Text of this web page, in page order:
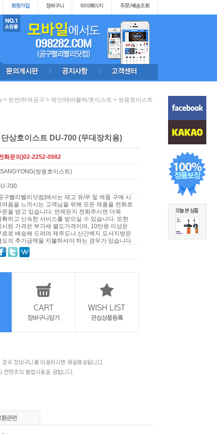
> 운반/하역공구 > 체인/레바블럭/호이스트 > 쌍용호이스트
상호이스트 DU-700 (무대장치용)
화문의]02-2252-0982
쌍용호이스트)
700
구빨리빨리닷컴]에서는 재고 유/무 및 제품 구매 시
려움을 느끼시는 고객님을 위해 모든 제품을 전화로
문을 받고 있습니다. 언제든지 전화주시면 더욱
확하고 신속한 서비스를 받으실 수 있습니다. 또한
시된 가격은 부가세 별도가격이며, 10만원 이상은
료로 배송해 드려며 제주도나 산간벽지 도서지방은
도의 추가금액을 지불하셔야 하는 경우가 있습니다